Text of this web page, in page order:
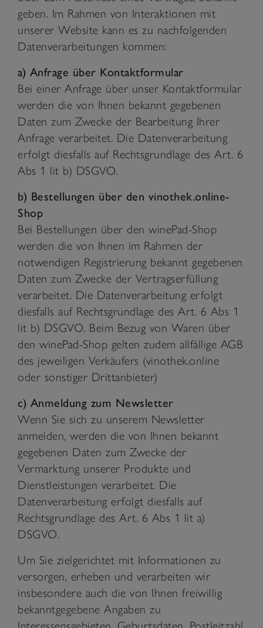
geben. Im Rahmen von Interaktionen mit
unserer Website kann es zu nachfolgenden
Datenverarbeitungen kommen:
a) Anfrage über Kontaktformular
Bei einer Anfrage über unser Kontaktformular
werden die von Ihnen bekannt gegebenen
Daten zum Zwecke der Bearbeitung Ihrer
Anfrage verarbeitet. Die Datenverarbeitung
erfolgt diesfalls auf Rechtsgrundlage des Art. 6
Abs 1 lit b) DSGVO.
b) Bestellungen über den vinothek.online-
Shop
Bei Bestellungen über den winePad-Shop
werden die von Ihnen im Rahmen der
notwendigen Registrierung bekannt gegebenen
Daten zum Zwecke der Vertragserfüllung
verarbeitet. Die Datenverarbeitung erfolgt
diesfalls auf Rechtsgrundlage des Art. 6 Abs 1
lit b) DSGVO. Beim Bezug von Waren über
den winePad-Shop gelten zudem allfällige AGB
des jeweiligen Verkäufers (vinothek.online
oder sonstiger Drittanbieter)
c) Anmeldung zum Newsletter
Wenn Sie sich zu unserem Newsletter
anmelden, werden die von Ihnen bekannt
gegebenen Daten zum Zwecke der
Vermarktung unserer Produkte und
Dienstleistungen verarbeitet. Die
Datenverarbeitung erfolgt diesfalls auf
Rechtsgrundlage des Art. 6 Abs 1 lit a)
DSGVO.
Um Sie zielgerichtet mit Informationen zu
versorgen, erheben und verarbeiten wir
insbesondere auch die von Ihnen freiwillig
bekanntgegebene Angaben zu